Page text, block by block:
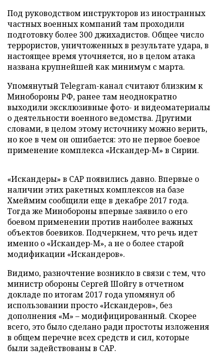
Под руководством инструкторов из иностранных
частных военных компаний там проходили
подготовку более 300 джихадистов. Общее число
террористов, уничтоженных в результате удара, в
настоящее время уточняется, но в целом атака
названа крупнейшей как минимум с марта.
Упомянутый Telegram-канал считают близким к
Минобороны РФ, ранее там неоднократно
выходили эксклюзивные фото- и видеоматериалы
о деятельности военного ведомства. Другими
словами, в целом этому источнику можно верить,
но кое в чем он ошибается: это не первое боевое
применение комплекса «Искандер-М» в Сирии.
«Искандеры» в САР появились давно. Впервые о
наличии этих ракетных комплексов на базе
Хмеймим сообщили еще в декабре 2017 года.
Тогда же Минобороны впервые заявило о его
боевом применении против наиболее важных
объектов боевиков. Подчеркнем, что речь идет
именно о «Искандер-М», а не о более старой
модификации «Искандеров».
Видимо, разночтение возникло в связи с тем, что
министр обороны Сергей Шойгу в отчетном
докладе по итогам 2017 года упомянул об
использовании просто «Искандеров», без
дополнения «М» – модифицированный. Скорее
всего, это было сделано ради простоты изложения
в общем перечне всех средств и сил, которые
были задействованы в САР.